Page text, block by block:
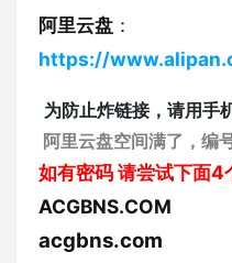
阿里云盘 ：
https://
为防止炸链接，请用手
阿里云盘空间满了，编
如有密码请尝试下面4
ACGBNS.COM
acgbns.com